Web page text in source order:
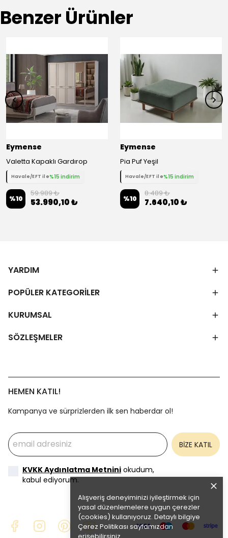
Alışveriş deneyiminizi iyileştirmek için
yasal düzenlemelere uygun çerezler
(cookies) kullanıyoruz. Detaylı bilgiye
Çerez Politikası sayfamızdan
Benzer Ürünler
Eymense
Valetta Kapaklı Gardırop
Havale/EFT ile%15 indirim
%10
59.989 ₺
53.990,10 ₺
Eymense
Pia Puf Yeşil
Havale/EFT ile%15 indirim
%10
8.489 ₺
7.640,10 ₺
YARDIM
POPÜLER KATEGORİLER
KURUMSAL
SÖZLEŞMELER
HEMEN KATIL!
Kampanya ve sürprizlerden ilk sen haberdar ol!
BİZE KATIL
KVKK Aydınlatma Metnini okudum,
kabul ediyorum.